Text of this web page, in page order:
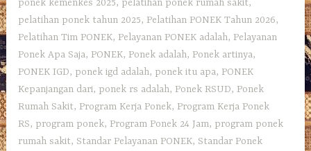
ponek kemenkes 2025, pelatihan ponek rumah sakit,
pelatihan ponek tahun 2025, Pelatihan PONEK Tahun 2026,
Pelatihan Tim PONEK, Pelayanan PONEK adalah, Pelayanan
Ponek Apa Saja, PONEK, Ponek adalah, Ponek artinya,
PONEK IGD, ponek igd adalah, ponek itu apa, PONEK
Kepanjangan dari, ponek rs adalah, Ponek RSUD, Ponek
Rumah Sakit, Program Kerja Ponek, Program Kerja Ponek
RS, program ponek, Program Ponek 24 Jam, program ponek
rumah sakit, Standar Pelayanan PONEK, Standar Ponek